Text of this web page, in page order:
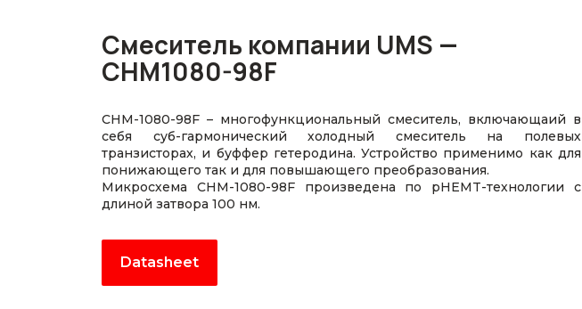
Смеситель компании UMS —
CHM1080-98F
CHM-1080-98F – многофункциональный смеситель, включающаий в
себя суб-гармонический холодный смеситель на полевых
транзисторах, и буффер гетеродина. Устройство применимо как для
понижающего так и для повышающего преобразования.
Микросхема CHM-1080-98F произведена по pHEMT-технологии с
длиной затвора 100 нм.
Datasheet